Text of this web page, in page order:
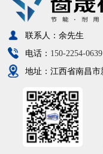
联系人：余先生
电话： 150-2254-0639
地址：江西省南昌